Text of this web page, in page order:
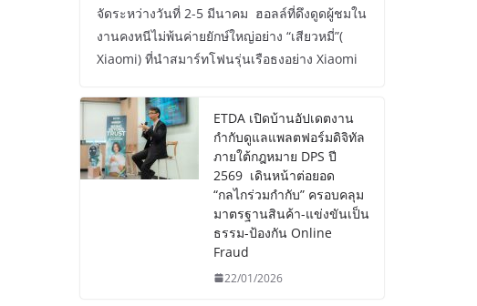
จัดระหว่างวันที่ 2-5 มีนาคม ฮอลล์ที่ดึงดูดผู้ชมใน
งานคงหนีไม่พ้นค่ายยักษ์ใหญ่อย่าง “เสียวหมี่”(
Xiaomi) ที่นำสมาร์ทโฟนรุ่นเรือธงอย่าง Xiaomi
ETDA เปิดบ้านอัปเดตงาน
กำกับดูแลแพลตฟอร์มดิจิทัล
ภายใต้กฎหมาย DPS ปี
2569 เดินหน้าต่อยอด
“กลไกร่วมกำกับ” ครอบคลุม
มาตรฐานสินค้า-แข่งขันเป็น
ธรรม-ป้องกัน Online
Fraud
22/01/2026